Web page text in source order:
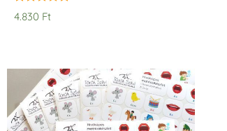
Értékelés:
5.00
4.830 Ft